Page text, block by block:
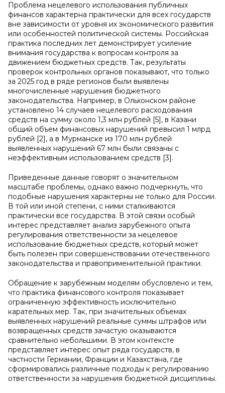
Проблема нецелевого использования публичных
финансов характерна практически для всех государств
вне зависимости от уровня их экономического развития
или особенностей политической системы. Российская
практика последних лет демонстрирует усиление
внимания государства к вопросам контроля за
движением бюджетных средств. Так, результаты
проверок контрольных органов показывают, что только
за 2025 год в ряде регионов были выявлены
многочисленные нарушения бюджетного
законодательства. Например, в Ольхонском районе
установлено 14 случаев нецелевого расходования
средств на сумму около 1,3 млн рублей [5], в Казани
общий объем финансовых нарушений превысил 1 млрд
рублей [2], а в Мурманске из 170 млн рублей
выявленных нарушений 67 млн были связаны с
неэффективным использованием средств [3].
Приведенные данные говорят о значительном
масштабе проблемы, однако важно подчеркнуть, что
подобные нарушения характерны не только для России.
В той или иной степени, с ними сталкиваются
практически все государства. В этой связи особый
интерес представляет анализ зарубежного опыта
регулирования ответственности за нецелевое
использование бюджетных средств, который может
быть полезен при совершенствовании отечественного
законодательства и правоприменительной практики.
Обращение к зарубежным моделям обусловлено и тем,
что практика финансового контроля показывает
ограниченную эффективность исключительно
карательных мер. Так, при значительных объемах
выявленных нарушений реальные суммы штрафов или
возвращенных средств зачастую оказываются
сравнительно небольшими. В этом контексте
представляет интерес опыт ряда государств, в
частности Германии, Франции и Казахстана, где
сформировались различные подходы к регулированию
ответственности за нарушения бюджетной дисциплины.